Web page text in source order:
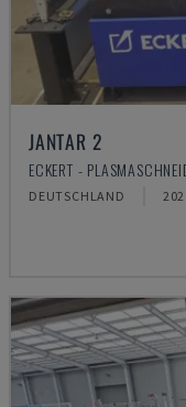
JANTAR 2
ECKERT -
DEUTSCHLAND